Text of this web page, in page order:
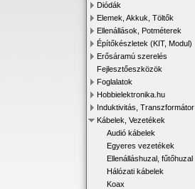
Diódák
Elemek, Akkuk, Töltők
Ellenállások, Potméterek
Építőkészletek (KIT, Modul)
Erősáramú szerelés
Fejlesztőeszközök
Foglalatok
Hobbielektronika.hu
Induktivitás, Transzformátor
Kábelek, Vezetékek
Audió kábelek
Egyeres vezetékek
Ellenálláshuzal, fűtőhuzal
Hálózati kábelek
Koax